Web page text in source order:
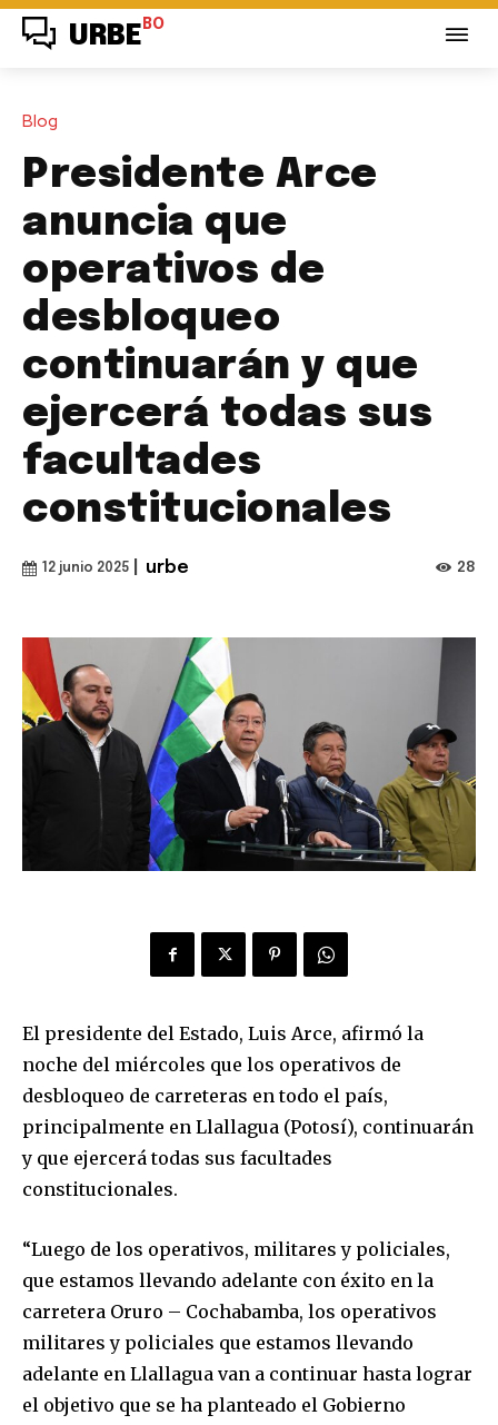
URBE BO
Blog
Presidente Arce
anuncia que
operativos de
desbloqueo
continuarán y que
ejercerá todas sus
facultades
constitucionales
12 junio 2025 urbe 28
El presidente del Estado, Luis Arce, afirmó la
noche del miércoles que los operativos de
desbloqueo de carreteras en todo el país,
principalmente en Llallagua (Potosí), continuarán
y que ejercerá todas sus facultades
constitucionales.
“Luego de los operativos, militares y policiales,
que estamos llevando adelante con éxito en la
carretera Oruro – Cochabamba, los operativos
militares y policiales que estamos llevando
adelante en Llallagua van a continuar hasta lograr
el objetivo que se ha planteado el Gobierno